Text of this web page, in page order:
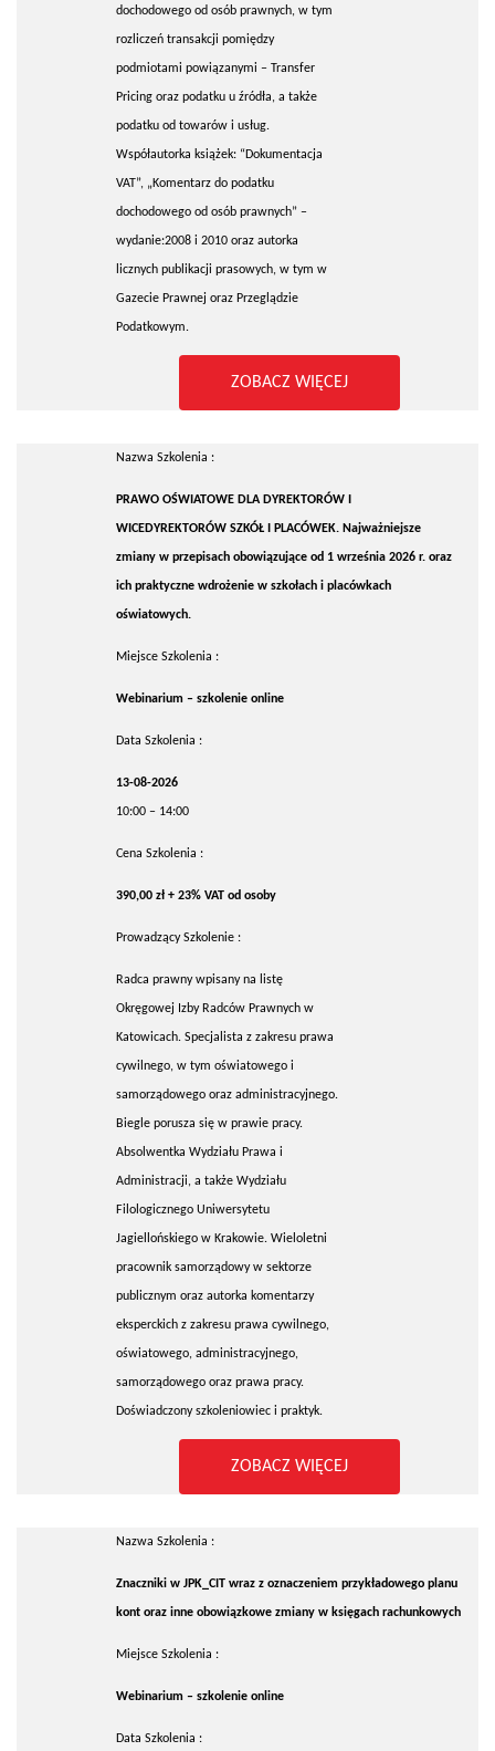
dochodowego od osób prawnych, w tym
rozliczeń transakcji pomiędzy
podmiotami powiązanymi – Transfer
Pricing oraz podatku u źródła, a także
podatku od towarów i usług.
Współautorka książek: “Dokumentacja
VAT”, „Komentarz do podatku
dochodowego od osób prawnych” –
wydanie:2008 i 2010 oraz autorka
licznych publikacji prasowych, w tym w
Gazecie Prawnej oraz Przeglądzie
Podatkowym.
ZOBACZ WIĘCEJ
Nazwa Szkolenia :
PRAWO OŚWIATOWE DLA DYREKTORÓW I
WICEDYREKTORÓW SZKÓŁ I PLACÓWEK. Najważniejsze
zmiany w przepisach obowiązujące od 1 września 2026 r. oraz
ich praktyczne wdrożenie w szkołach i placówkach
oświatowych.
Miejsce Szkolenia :
Webinarium – szkolenie online
Data Szkolenia :
13-08-2026
10:00 – 14:00
Cena Szkolenia :
390,00 zł + 23% VAT od osoby
Prowadzący Szkolenie :
Radca prawny wpisany na listę
Okręgowej Izby Radców Prawnych w
Katowicach. Specjalista z zakresu prawa
cywilnego, w tym oświatowego i
samorządowego oraz administracyjnego.
Biegle porusza się w prawie pracy.
Absolwentka Wydziału Prawa i
Administracji, a także Wydziału
Filologicznego Uniwersytetu
Jagiellońskiego w Krakowie. Wieloletni
pracownik samorządowy w sektorze
publicznym oraz autorka komentarzy
eksperckich z zakresu prawa cywilnego,
oświatowego, administracyjnego,
samorządowego oraz prawa pracy.
Doświadczony szkoleniowiec i praktyk.
ZOBACZ WIĘCEJ
Nazwa Szkolenia :
Znaczniki w JPK_CIT wraz z oznaczeniem przykładowego planu
kont oraz inne obowiązkowe zmiany w księgach rachunkowych
Miejsce Szkolenia :
Webinarium – szkolenie online
Data Szkolenia :